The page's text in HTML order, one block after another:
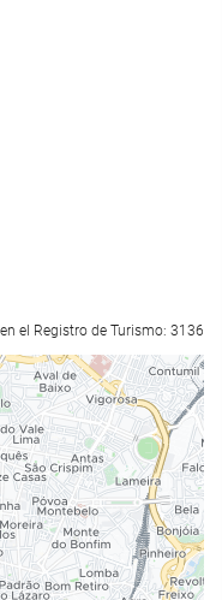
el Registro de Turismo: 3136